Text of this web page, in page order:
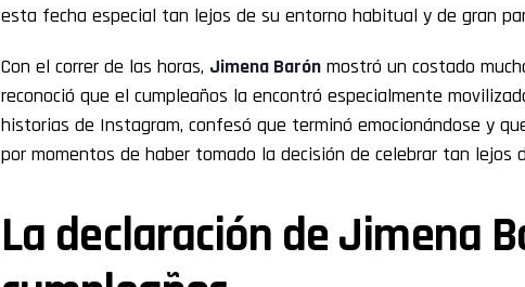
esta fecha especial tan lejos de su entorno habitual y de gran
Con el correr de las horas, Jimena Barón mostró un costado
reconoció que el cumpleaños la encontró especialmente
historias de Instagram, confesó que terminó emocionándose y
por momentos de haber tomado la decisión de celebrar tan lejos
La declaración de Jimena